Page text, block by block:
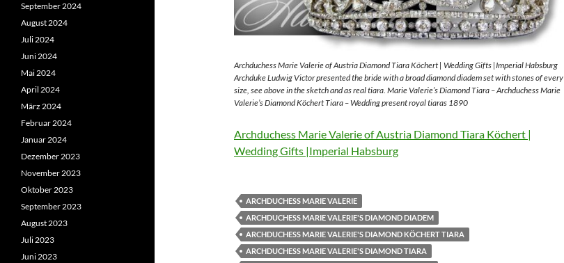
Archduchess Marie Valerie of Austria Diamond Tiara Köchert | Wedding Gifts |Imperial Habsburg
Archduke Ludwig Victor presented the bride with a broad diamond diadem set with stones of every
size, see above in the sketch and as real tiara. Marie Valerie’s Diamond Tiara – Archduchess Marie
Valerie’s Diamond Köchert Tiara – Wedding present royal tiaras 1890
Archduchess Marie Valerie of Austria Diamond Tiara Köchert |
Wedding Gifts |Imperial Habsburg
ARCHDUCHESS MARIE VALERIE
ARCHDUCHESS MARIE VALERIE'S DIAMOND DIADEM
ARCHDUCHESS MARIE VALERIE'S DIAMOND KÖCHERT TIARA
ARCHDUCHESS MARIE VALERIE'S DIAMOND TIARA
September 2024
August 2024
Juli 2024
Juni 2024
Mai 2024
April 2024
März 2024
Februar 2024
Januar 2024
Dezember 2023
November 2023
Oktober 2023
September 2023
August 2023
Juli 2023
Juni 2023